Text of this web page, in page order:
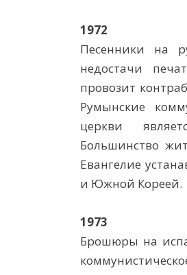
1972
Песенники на
недостачи
провозит
Румынские
церкви
Большинство
Евангелие
и Южной Кореей.
1973
Брошюры на